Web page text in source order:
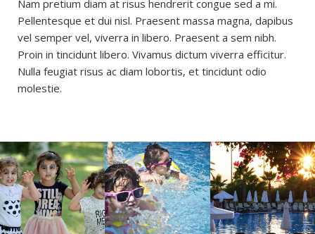
Nam pretium diam at risus hendrerit congue sed a mi.
Pellentesque et dui nisl. Praesent massa magna, dapibus
vel semper vel, viverra in libero. Praesent a sem nibh.
Proin in tincidunt libero. Vivamus dictum viverra efficitur.
Nulla feugiat risus ac diam lobortis, et tincidunt odio
molestie.